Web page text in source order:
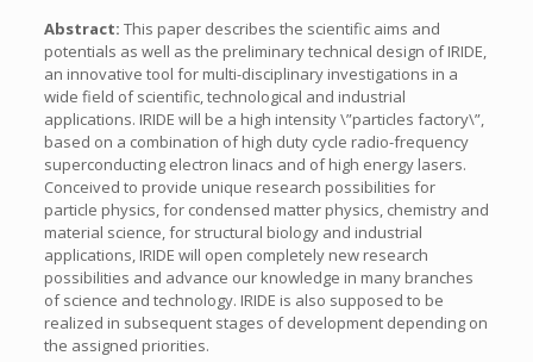
Abstract: This paper describes the scientific aims and
potentials as well as the preliminary technical design of IRIDE,
an innovative tool for multi-disciplinary investigations in a
wide field of scientific, technological and industrial
applications. IRIDE will be a high intensity \”particles factory\”,
based on a combination of high duty cycle radio-frequency
superconducting electron linacs and of high energy lasers.
Conceived to provide unique research possibilities for
particle physics, for condensed matter physics, chemistry and
material science, for structural biology and industrial
applications, IRIDE will open completely new research
possibilities and advance our knowledge in many branches
of science and technology. IRIDE is also supposed to be
realized in subsequent stages of development depending on
the assigned priorities.